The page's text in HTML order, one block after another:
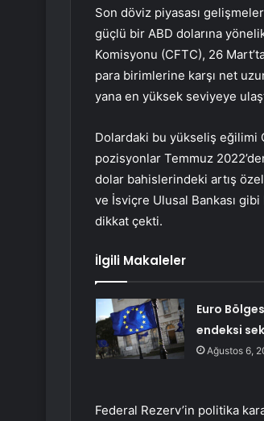
Son döviz piyasası
güçlü bir ABD dolarına
Komisyonu (CFTC), 26
para birimlerine karşı net
yana en yüksek seviyeye
Dolardaki bu yükseliş eğilimi
pozisyonlar Temmuz
dolar bahislerindeki artış
ve İsviçre Ulusal Bankası
dikkat çekti.
İlgili Makaleler
Euro
endeksi
Ağustos 6,
Federal Rezerv’in politika